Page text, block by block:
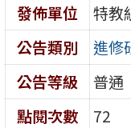
發佈單位
特教
公告類別
進修
公告等級
普通
點閱次數
72